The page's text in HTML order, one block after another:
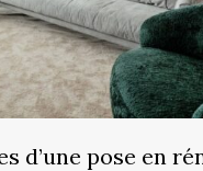
d’une pose en